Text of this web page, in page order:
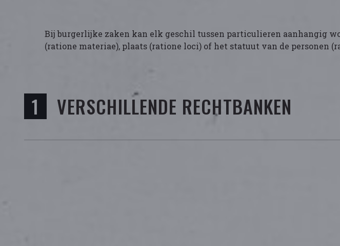
Bij burgerlijke zaken kan elk geschil tussen particulieren aanhangig
(ratione materiae), plaats (ratione loci) of het statuut van de personen
VERSCHILLENDE RECHTBANKEN